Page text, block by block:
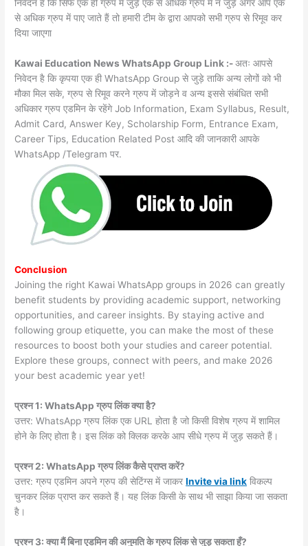
निवेदन है कि सिर्फ एक ही ग्रुप में जुड़े एक से अधिक ग्रुप में न जुड़े अगर आप एक
से अधिक ग्रुप में पाए जाते हैं तो हमारी टीम के द्वारा आपको सभी ग्रुप से रिमूव कर
दिया जाएगा
Kawai Education News WhatsApp Group Link :-अतः आपसे
निवेदन है कि कृपया एक ही WhatsApp Group से जुड़े ताकि अन्य लोगों को भी
मौका मिल सके, ग्रुप से रिमूव करने ग्रुप में जोड़ने व अन्य इससे संबंधित सभी
अधिकार ग्रुप एडमिन के रहेंगे Job Information, Exam Syllabus, Result,
Admit Card, Answer Key, Scholarship Form, Entrance Exam,
Career Tips, Education Related Post आदि की जानकारी आपके
WhatsApp /Telegram पर.
Conclusion
Joining the right Kawai WhatsApp groups in 2026 can greatly
benefit students by providing academic support, networking
opportunities, and career insights. By staying active and
following group etiquette, you can make the most of these
resources to boost both your studies and career potential.
Explore these groups, connect with peers, and make 2026
your best academic year yet!
प्रश्न 1: WhatsApp ग्रुप लिंक क्या है?
उत्तर: WhatsApp ग्रुप लिंक एक URL होता है जो किसी विशेष ग्रुप में शामिल
होने के लिए होता है। इस लिंक को क्लिक करके आप सीधे ग्रुप में जुड़ सकते हैं।
प्रश्न 2: WhatsApp ग्रुप लिंक कैसे प्राप्त करें?
उत्तर: ग्रुप एडमिन अपने ग्रुप की सेटिंग्स में जाकरInvite via link विकल्प
चुनकर लिंक प्राप्त कर सकते हैं। यह लिंक किसी के साथ भी साझा किया जा सकता
है।
प्रश्न 3: क्या मैं बिना एडमिन की अनुमति के ग्रुप लिंक से जुड़ सकता हूँ?